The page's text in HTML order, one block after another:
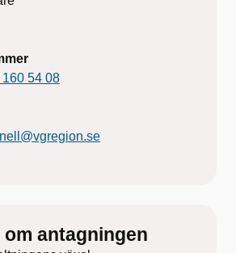
160 54 08
antagningen